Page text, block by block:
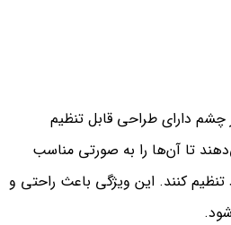
چشم دارای طراحی قابل تنظیم
تا آن‌ها را به صورتی مناسب
کنند. این ویژگی باعث راحتی و